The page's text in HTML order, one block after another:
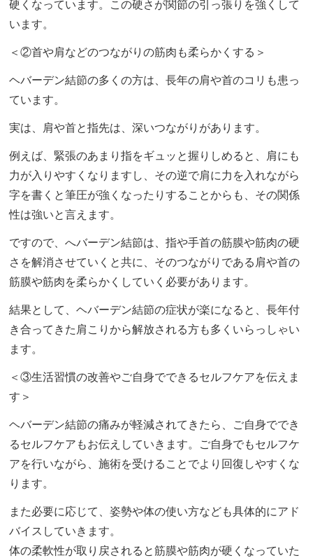
硬くなっています。この硬さが関節の引っ張りを強くして
います。
＜②首や肩などのつながりの筋肉も柔らかくする＞
ヘバーデン結節の多くの方は、長年の肩や首のコリも患っ
ています。
実は、肩や首と指先は、深いつながりがあります。
例えば、緊張のあまり指をギュッと握りしめると、肩にも
力が入りやすくなりますし、その逆で肩に力を入れながら
字を書くと筆圧が強くなったりすることからも、その関係
性は強いと言えます。
ですので、へバーデン結節は、指や手首の筋膜や筋肉の硬
さを解消させていくと共に、そのつながりである肩や首の
筋膜や筋肉を柔らかくしていく必要があります。
結果として、ヘバーデン結節の症状が楽になると、長年付
き合ってきた肩こりから解放される方も多くいらっしゃい
ます。
＜③生活習慣の改善やご自身でできるセルフケアを伝えま
す＞
ヘバーデン結節の痛みが軽減されてきたら、ご自身ででき
るセルフケアもお伝えしていきます。ご自身でもセルフケ
アを行いながら、施術を受けることでより回復しやすくな
ります。
また必要に応じて、姿勢や体の使い方なども具体的にアド
バイスしていきます。
体の柔軟性が取り戻されると筋膜や筋肉が硬くなっていた